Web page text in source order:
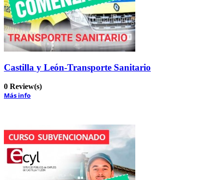
Castilla y León-Transporte Sanitario
0 Review(s)
Más info